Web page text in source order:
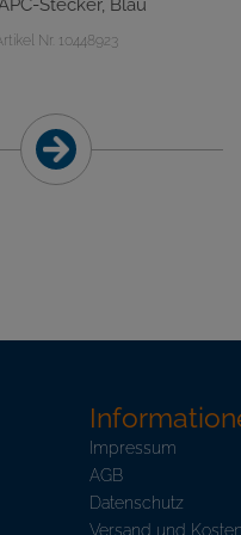
Stecker, Blau
Nr. 10448923
Impressum
AGB
Datenschutz
Versand und Kosten